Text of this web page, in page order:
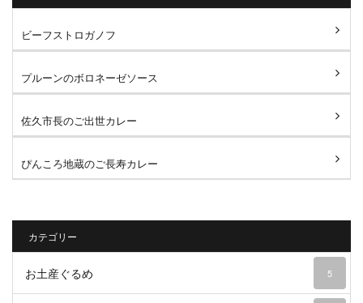
ビーフストロガノフ
プルーンのボロネーゼソース
佐久市長のご出世カレー
ぴんころ地蔵のご長寿カレー
カテゴリー
お土産ぐるめ 5